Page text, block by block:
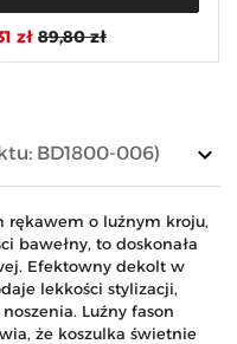
zł 89,80 zł
keyboard_arrow_down
BD1800-006)
rękawem o luźnym kroju,
bawełny, to doskonała
Efektowny dekolt w
lekkości stylizacji,
Luźny fason
że koszulka świetnie